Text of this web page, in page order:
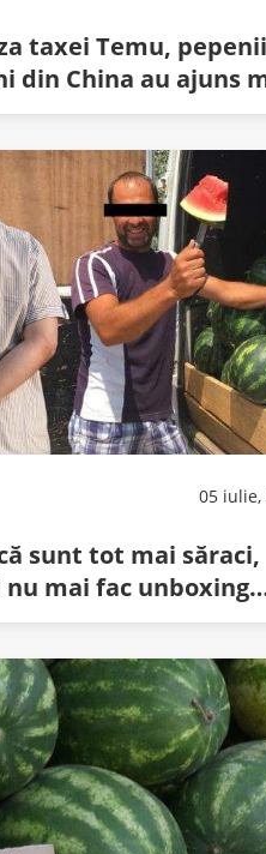
taxei Temu,
din China au ajuns
pepenii de
din Dăbuleni
05 iulie,
sunt tot mai săraci,
mai fac unboxing
pepeni